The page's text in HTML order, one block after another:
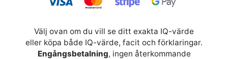
Välj ovan om du vill se ditt exakta IQ-värde
eller köpa både IQ-värde, facit och förklaringar.
Engångsbetalning, ingen återkommande